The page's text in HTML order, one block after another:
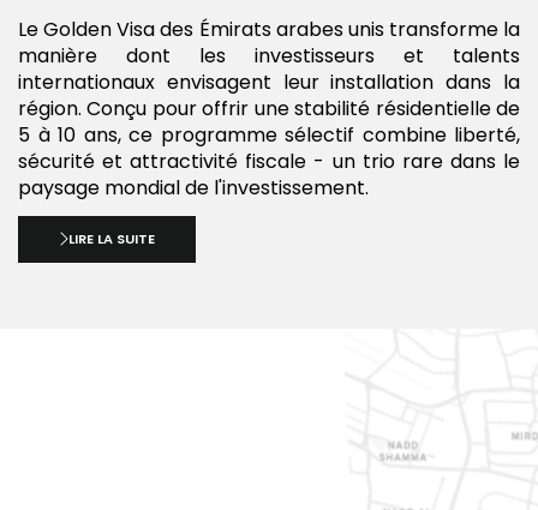
Le Golden Visa des Émirats arabes unis transforme la
manière dont les investisseurs et talents
internationaux envisagent leur installation dans la
région. Conçu pour offrir une stabilité résidentielle de
5 à 10 ans, ce programme sélectif combine liberté,
sécurité et attractivité fiscale - un trio rare dans le
paysage mondial de l'investissement.
LIRE LA SUITE